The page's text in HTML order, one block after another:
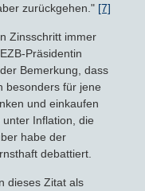
zurückgehen." [7]
Zinsschritt immer
Präsidentin
Bemerkung, dass
besonders für jene
und einkaufen
Inflation, die
habe der
debattiert.
dieses Zitat als